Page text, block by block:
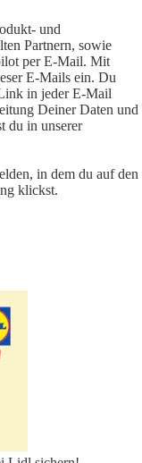
und
Partnern, sowie
per E-Mail. Mit
E-Mails ein. Du
in jeder E-Mail
Deiner Daten und
du in unserer
in dem du auf den
klickst.